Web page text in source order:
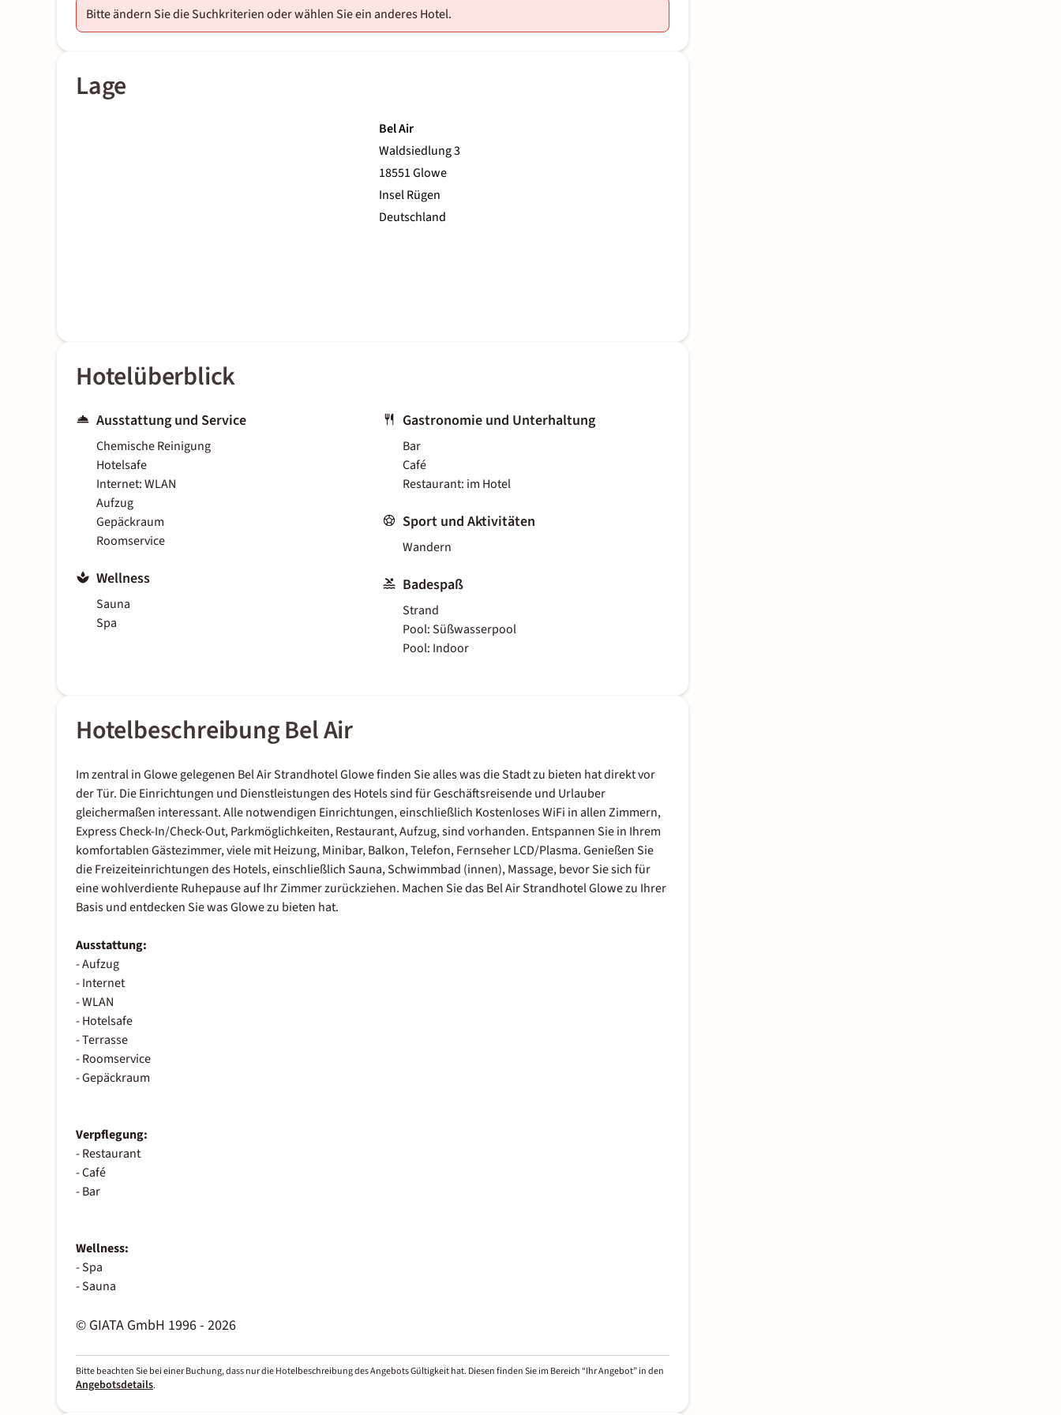
Bitte ändern Sie die Suchkriterien oder wählen Sie ein anderes Hotel.
Lage
Bel Air
Waldsiedlung 3
18551 Glowe
Insel Rügen
Deutschland
Hotelüberblick
Ausstattung und Service
Chemische Reinigung
Hotelsafe
Internet: WLAN
Aufzug
Gepäckraum
Roomservice
Wellness
Sauna
Spa
Gastronomie und Unterhaltung
Bar
Café
Restaurant: im Hotel
Sport und Aktivitäten
Wandern
Badespaß
Strand
Pool: Süßwasserpool
Pool: Indoor
Hotelbeschreibung Bel Air
Im zentral in Glowe gelegenen Bel Air Strandhotel Glowe finden Sie alles was die Stadt zu bieten hat direkt vor
der Tür. Die Einrichtungen und Dienstleistungen des Hotels sind für Geschäftsreisende und Urlauber
gleichermaßen interessant. Alle notwendigen Einrichtungen, einschließlich Kostenloses WiFi in allen Zimmern,
Express Check-In/Check-Out, Parkmöglichkeiten, Restaurant, Aufzug, sind vorhanden. Entspannen Sie in Ihrem
komfortablen Gästezimmer, viele mit Heizung, Minibar, Balkon, Telefon, Fernseher LCD/Plasma. Genießen Sie
die Freizeiteinrichtungen des Hotels, einschließlich Sauna, Schwimmbad (innen), Massage, bevor Sie sich für
eine wohlverdiente Ruhepause auf Ihr Zimmer zurückziehen. Machen Sie das Bel Air Strandhotel Glowe zu Ihrer
Basis und entdecken Sie was Glowe zu bieten hat.
Ausstattung:
- Aufzug
- Internet
- WLAN
- Hotelsafe
- Terrasse
- Roomservice
- Gepäckraum
Verpflegung:
- Restaurant
- Café
- Bar
Wellness:
- Spa
- Sauna
© GIATA GmbH 1996 - 2026
Bitte beachten Sie bei einer Buchung, dass nur die Hotelbeschreibung des Angebots Gültigkeit hat. Diesen finden Sie im Bereich “Ihr Angebot” in den
Angebotsdetails.